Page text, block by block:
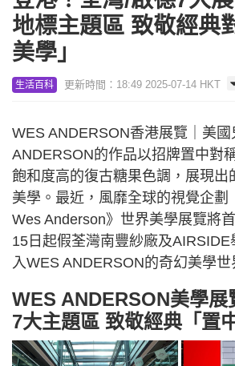
地標主題區 致敬經典
美學」
生活百科 更新時間：18:49 2025-07-14 HKT
WES ANDERSON香港展覽｜美
ANDERSON的作品以招牌置中對
飽和度高的復古糖果色調，展現出
美學。最近，風靡全球的視覺企劃
Wes Anderson》世界美學展覽將
15日起假荃灣南豐紗廠及
入WES ANDERSON的奇幻美學世
WES ANDERSON美學展
7大主題區 致敬經典「置